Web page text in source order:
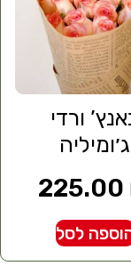
ורדי
ג׳ומיליה
225.00
לסל